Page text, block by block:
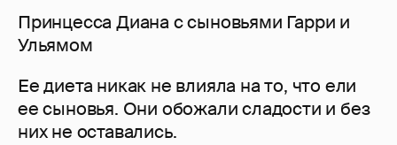
Принцесса Диана с сыновьями Гарри и
Ульямом
Ее диета никак не влияла на то, что ели
ее сыновья. Они обожали сладости и без
них не оставались.